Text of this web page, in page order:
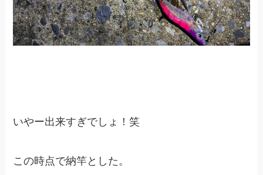
いやー出来すぎでしょ！笑
この時点で納竿とした。